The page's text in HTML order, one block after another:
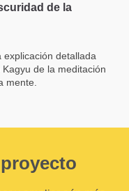
de la
detallada
de la meditación
mente.